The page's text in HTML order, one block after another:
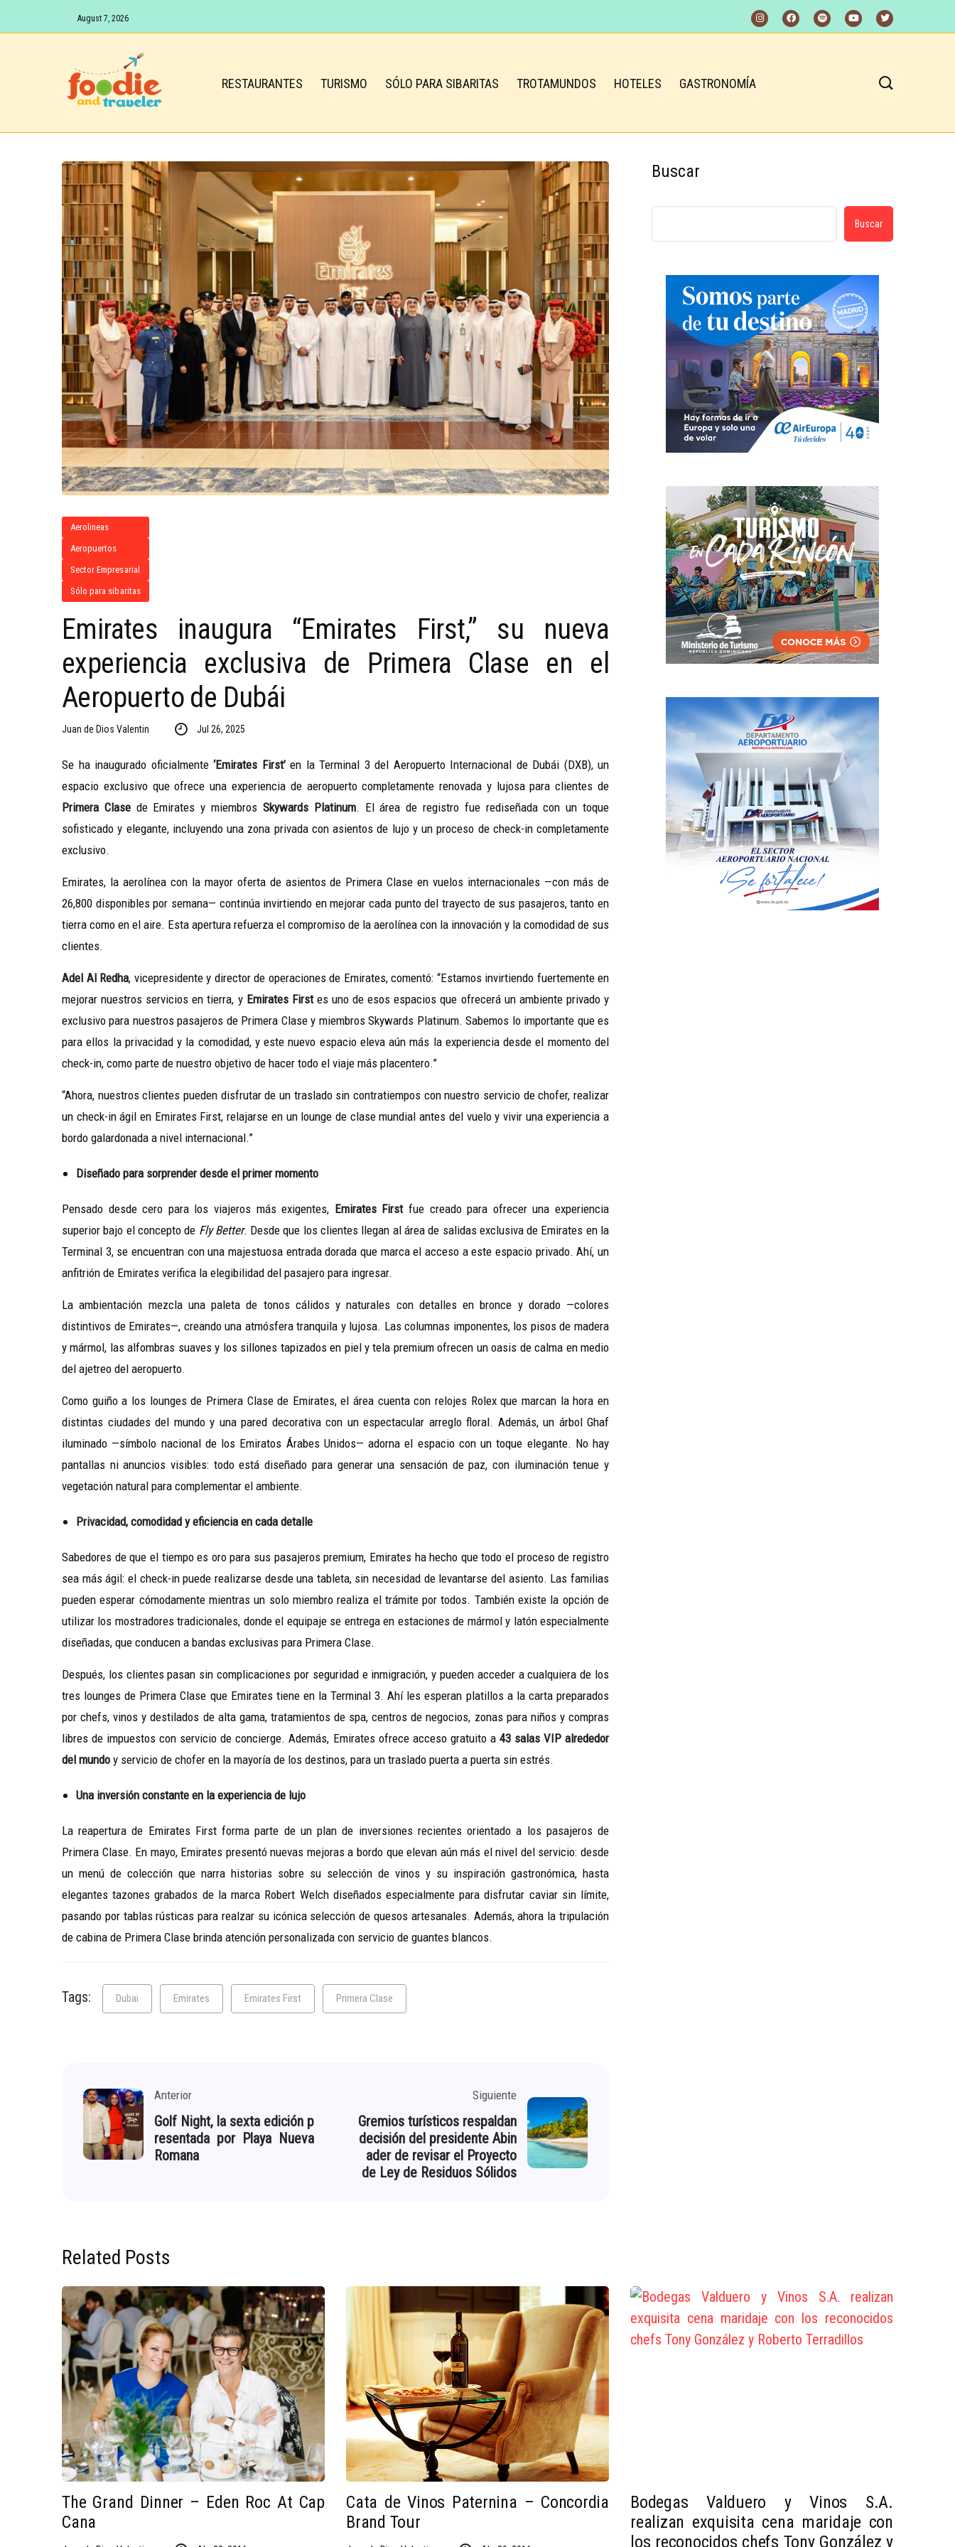
August 7, 2026
RESTAURANTES TURISMO SÓLO PARA SIBARITAS TROTAMUNDOS HOTELES GASTRONOMÍA
Aerolineas
Aeropuertos
Sector Empresarial
Sólo para sibaritas
Emirates inaugura “Emirates First,” su nueva
experiencia exclusiva de Primera Clase en el
Aeropuerto de Dubái
Juan de Dios Valentin Jul 26, 2025
Se ha inaugurado oficialmente ‘Emirates First’en la Terminal 3 del Aeropuerto Internacional de Dubái (DXB), un
espacio exclusivo que ofrece una experiencia de aeropuerto completamente renovada y lujosa para clientes de
Primera Clasede Emirates y miembros Skywards Platinum. El área de registro fue rediseñada con un toque
sofisticado y elegante, incluyendo una zona privada con asientos de lujo y un proceso de check-in completamente
exclusivo.
Emirates, la aerolínea con la mayor oferta de asientos de Primera Clase en vuelos internacionales —con más de
26,800 disponibles por semana— continúa invirtiendo en mejorar cada punto del trayecto de sus pasajeros, tanto en
tierra como en el aire. Esta apertura refuerza el compromiso de la aerolínea con la innovación y la comodidad de sus
clientes.
Adel Al Redha, vicepresidente y director de operaciones de Emirates, comentó: “Estamos invirtiendo fuertemente en
mejorar nuestros servicios en tierra, y Emirates Firstes uno de esos espacios que ofrecerá un ambiente privado y
exclusivo para nuestros pasajeros de Primera Clase y miembros Skywards Platinum. Sabemos lo importante que es
para ellos la privacidad y la comodidad, y este nuevo espacio eleva aún más la experiencia desde el momento del
check-in, como parte de nuestro objetivo de hacer todo el viaje más placentero.”
“Ahora, nuestros clientes pueden disfrutar de un traslado sin contratiempos con nuestro servicio de chofer, realizar
un check-in ágil en Emirates First, relajarse en un lounge de clase mundial antes del vuelo y vivir una experiencia a
bordo galardonada a nivel internacional.”
Diseñado para sorprender desde el primer momento
Pensado desde cero para los viajeros más exigentes, Emirates Firstfue creado para ofrecer una experiencia
superior bajo el concepto de Fly Better. Desde que los clientes llegan al área de salidas exclusiva de Emirates en la
Terminal 3, se encuentran con una majestuosa entrada dorada que marca el acceso a este espacio privado. Ahí, un
anfitrión de Emirates verifica la elegibilidad del pasajero para ingresar.
La ambientación mezcla una paleta de tonos cálidos y naturales con detalles en bronce y dorado —colores
distintivos de Emirates—, creando una atmósfera tranquila y lujosa. Las columnas imponentes, los pisos de madera
y mármol, las alfombras suaves y los sillones tapizados en piel y tela premium ofrecen un oasis de calma en medio
del ajetreo del aeropuerto.
Como guiño a los lounges de Primera Clase de Emirates, el área cuenta con relojes Rolex que marcan la hora en
distintas ciudades del mundo y una pared decorativa con un espectacular arreglo floral. Además, un árbol Ghaf
iluminado —símbolo nacional de los Emiratos Árabes Unidos— adorna el espacio con un toque elegante. No hay
pantallas ni anuncios visibles: todo está diseñado para generar una sensación de paz, con iluminación tenue y
vegetación natural para complementar el ambiente.
Privacidad, comodidad y eficiencia en cada detalle
Sabedores de que el tiempo es oro para sus pasajeros premium, Emirates ha hecho que todo el proceso de registro
sea más ágil: el check-in puede realizarse desde una tableta, sin necesidad de levantarse del asiento. Las familias
pueden esperar cómodamente mientras un solo miembro realiza el trámite por todos. También existe la opción de
utilizar los mostradores tradicionales, donde el equipaje se entrega en estaciones de mármol y latón especialmente
diseñadas, que conducen a bandas exclusivas para Primera Clase.
Después, los clientes pasan sin complicaciones por seguridad e inmigración, y pueden acceder a cualquiera de los
tres lounges de Primera Clase que Emirates tiene en la Terminal 3. Ahí les esperan platillos a la carta preparados
por chefs, vinos y destilados de alta gama, tratamientos de spa, centros de negocios, zonas para niños y compras
libres de impuestos con servicio de concierge. Además, Emirates ofrece acceso gratuito a 43 salas VIP alrededor
del mundo y servicio de chofer en la mayoría de los destinos, para un traslado puerta a puerta sin estrés.
Una inversión constante en la experiencia de lujo
La reapertura de Emirates First forma parte de un plan de inversiones recientes orientado a los pasajeros de
Primera Clase. En mayo, Emirates presentó nuevas mejoras a bordo que elevan aún más el nivel del servicio: desde
un menú de colección que narra historias sobre su selección de vinos y su inspiración gastronómica, hasta
elegantes tazones grabados de la marca Robert Welch diseñados especialmente para disfrutar caviar sin límite,
pasando por tablas rústicas para realzar su icónica selección de quesos artesanales. Además, ahora la tripulación
de cabina de Primera Clase brinda atención personalizada con servicio de guantes blancos.
Tags: Dubai Emirates Emirates First Primera Clase
Anterior
Golf Night, la sexta edición p
resentada por Playa Nueva
Romana
Siguiente
Gremios turísticos respaldan
decisión del presidente Abin
ader de revisar el Proyecto
de Ley de Residuos Sólidos
Buscar
Buscar
Related Posts
The Grand Dinner – Eden Roc At Cap
Cana
Cata de Vinos Paternina – Concordia
Brand Tour
Bodegas Valduero y Vinos S.A.
realizan exquisita cena maridaje con
los reconocidos chefs Tony González y